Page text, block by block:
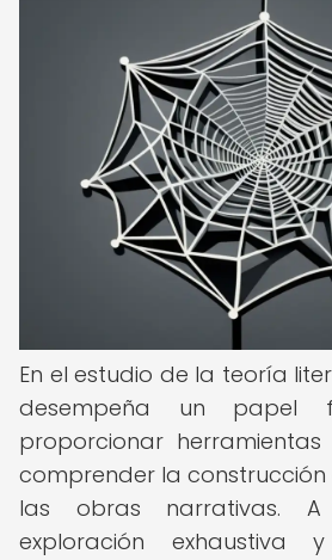
En el estudio de la teoría
desempeña un papel
proporcionar
comprender la
las obras narrativas.
exploración exhaustiva